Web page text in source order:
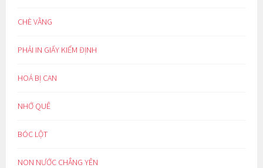
CHÈ VẰNG
PHẢI IN GIẤY KIỂM ĐỊNH
HOÁ BỊ CAN
NHỚ QUÊ
BÓC LỘT
NON NƯỚC CHẲNG YÊN